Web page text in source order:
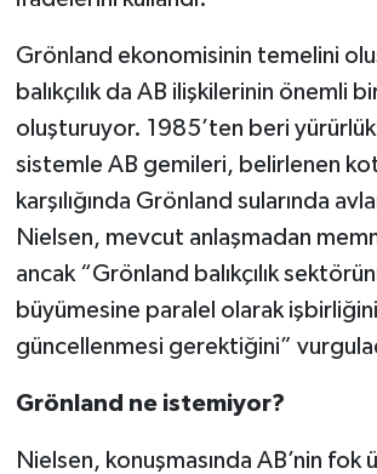
Grönland ekonomisinin temelini
balıkçılık da AB ilişkilerinin önemli
oluşturuyor. 1985’ten beri
sistemle AB gemileri, belirlenen
karşılığında Grönland sularında
Nielsen, mevcut anlaşmadan
ancak “Grönland balıkçılık
büyümesine paralel olarak
güncellenmesi gerektiğini”
Grönland ne istemiyor?
Nielsen, konuşmasında AB’nin fok